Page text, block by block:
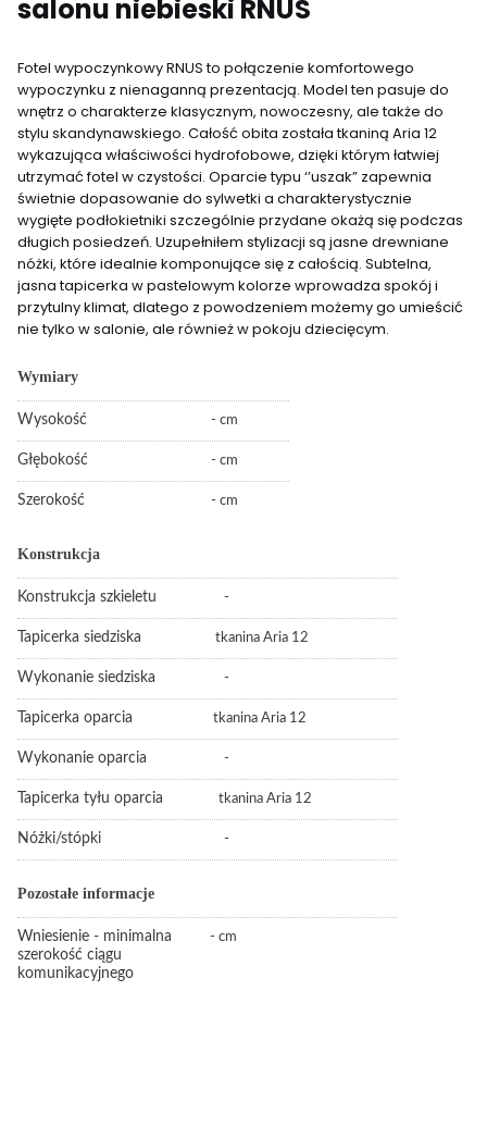
salonu niebieski RNUS
Fotel wypoczynkowy RNUS to połączenie komfortowego
wypoczynku z nienaganną prezentacją. Model ten pasuje do
wnętrz o charakterze klasycznym, nowoczesny, ale także do
stylu skandynawskiego. Całość obita została tkaniną Aria 12
wykazująca właściwości hydrofobowe, dzięki którym łatwiej
utrzymać fotel w czystości. Oparcie typu ‘’uszak” zapewnia
świetnie dopasowanie do sylwetki a charakterystycznie
wygięte podłokietniki szczególnie przydane okażą się podczas
długich posiedzeń. Uzupełniłem stylizacji są jasne drewniane
nóżki, które idealnie komponujące się z całością. Subtelna,
jasna tapicerka w pastelowym kolorze wprowadza spokój i
przytulny klimat, dlatego z powodzeniem możemy go umieścić
nie tylko w salonie, ale również w pokoju dziecięcym.
Wymiary
Wysokość - cm
Głębokość - cm
Szerokość - cm
Konstrukcja
Konstrukcja szkieletu -
Tapicerka siedziska tkanina Aria 12
Wykonanie siedziska -
Tapicerka oparcia tkanina Aria 12
Wykonanie oparcia -
Tapicerka tyłu oparcia tkanina Aria 12
Nóżki/stópki -
Pozostałe informacje
Wniesienie - minimalna
szerokość ciągu
komunikacyjnego
- cm